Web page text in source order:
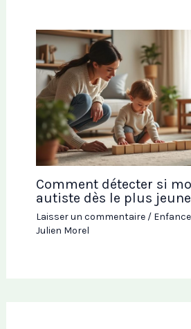
Comment détecter si
autiste dès le plus
Laisser un commentaire /
Julien Morel